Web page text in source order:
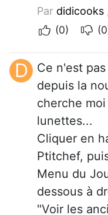
Par didicooks
(0)
D
Ce n'est
depuis la
cherche
lunettes...
Cliquer en
Ptitchef,
Menu du
dessous à
"Voir les